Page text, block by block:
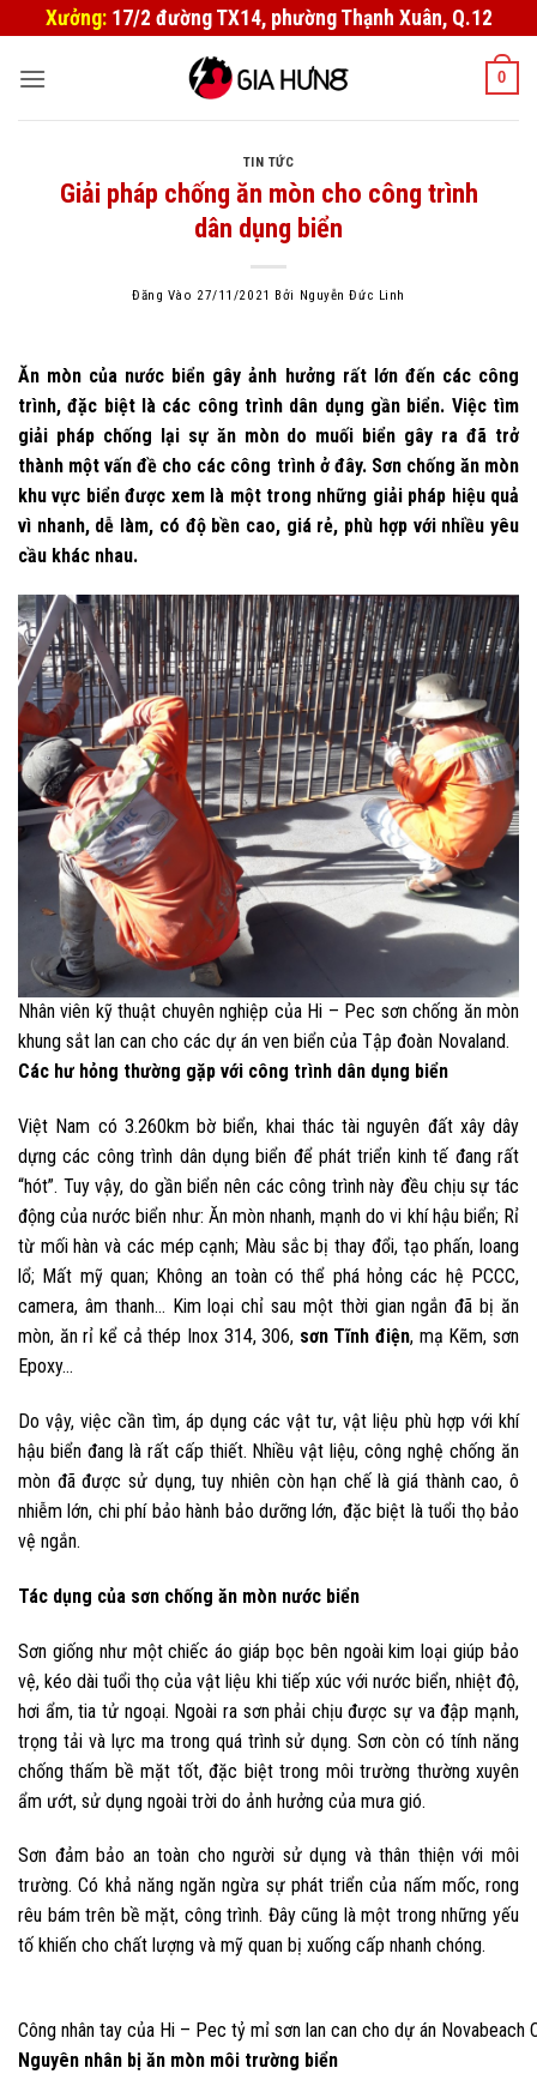
qua
Xưởng: 17/2 đường TX14, phường Thạnh Xuân, Q.12
0
TIN TỨC
Giải pháp chống ăn mòn cho công trình
dân dụng biển
Đăng Vào 27/11/2021 Bởi Nguyễn Đức Linh
Ăn mòn của nước biển gây ảnh hưởng rất lớn đến các công
trình, đặc biệt là các công trình dân dụng gần biển. Việc tìm
giải pháp chống lại sự ăn mòn do muối biển gây ra đã trở
thành một vấn đề cho các công trình ở đây. Sơn chống ăn mòn
khu vực biển được xem là một trong những giải pháp hiệu quả
vì nhanh, dễ làm, có độ bền cao, giá rẻ, phù hợp với nhiều yêu
cầu khác nhau.
Nhân viên kỹ thuật chuyên nghiệp của Hi – Pec sơn chống ăn mòn
khung sắt lan can cho các dự án ven biển của Tập đoàn Novaland.
Các hư hỏng thường gặp với công trình dân dụng biển
Việt Nam có 3.260km bờ biển, khai thác tài nguyên đất xây dây
dựng các công trình dân dụng biển để phát triển kinh tế đang rất
“hót”. Tuy vậy, do gần biển nên các công trình này đều chịu sự tác
động của nước biển như: Ăn mòn nhanh, mạnh do vi khí hậu biển; Rỉ
từ mối hàn và các mép cạnh; Màu sắc bị thay đổi, tạo phấn, loang
lổ; Mất mỹ quan; Không an toàn có thể phá hỏng các hệ PCCC,
camera, âm thanh… Kim loại chỉ sau một thời gian ngắn đã bị ăn
mòn, ăn rỉ kể cả thép Inox 314, 306, sơn Tĩnh điện, mạ Kẽm, sơn
Epoxy…
Do vậy, việc cần tìm, áp dụng các vật tư, vật liệu phù hợp với khí
hậu biển đang là rất cấp thiết. Nhiều vật liệu, công nghệ chống ăn
mòn đã được sử dụng, tuy nhiên còn hạn chế là giá thành cao, ô
nhiễm lớn, chi phí bảo hành bảo dưỡng lớn, đặc biệt là tuổi thọ bảo
vệ ngắn.
Tác dụng của sơn chống ăn mòn nước biển
Sơn giống như một chiếc áo giáp bọc bên ngoài kim loại giúp bảo
vệ, kéo dài tuổi thọ của vật liệu khi tiếp xúc với nước biển, nhiệt độ,
hơi ẩm, tia tử ngoại. Ngoài ra sơn phải chịu được sự va đập mạnh,
trọng tải và lực ma trong quá trình sử dụng. Sơn còn có tính năng
chống thấm bề mặt tốt, đặc biệt trong môi trường thường xuyên
ẩm ướt, sử dụng ngoài trời do ảnh hưởng của mưa gió.
Sơn đảm bảo an toàn cho người sử dụng và thân thiện với môi
trường. Có khả năng ngăn ngừa sự phát triển của nấm mốc, rong
rêu bám trên bề mặt, công trình. Đây cũng là một trong những yếu
tố khiến cho chất lượng và mỹ quan bị xuống cấp nhanh chóng.
Công nhân tay của Hi – Pec tỷ mỉ sơn lan can cho dự án Novabeach
Nguyên nhân bị ăn mòn môi trường biển